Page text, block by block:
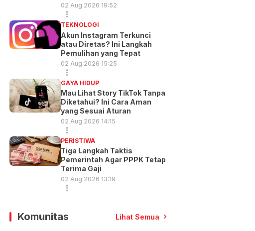
02 Aug 2026 19:52
TEKNOLOGI
Akun Instagram Terkunci
atau Diretas? Ini Langkah
Pemulihan yang Tepat
02 Aug 2026 15:25
GAYA HIDUP
Mau Lihat Story TikTok Tanpa
Diketahui? Ini Cara Aman
yang Sesuai Aturan
02 Aug 2026 14:15
PERISTIWA
Tiga Langkah Taktis
Pemerintah Agar PPPK Tetap
Terima Gaji
02 Aug 2026 13:19
Komunitas Lihat Semua